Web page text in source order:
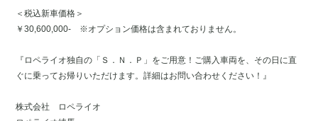
＜税込新車価格＞
￥30,600,000- ※オプション価格は含まれておりません。
『ロペライオ独自の「Ｓ．Ｎ．Ｐ」をご用意！ご購入車両を、その日に直
ぐに乗ってお帰りいただけます。詳細はお問い合わせください！』
株式会社 ロペライオ